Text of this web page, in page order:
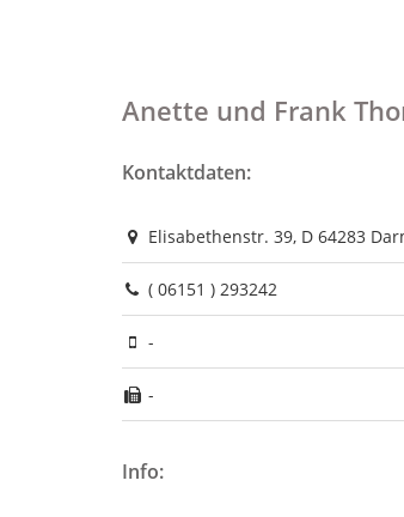
Anette und Frank
Kontaktdaten:
Elisabethenstr. 39, D 64283
( 06151 ) 293242
-
-
Info: